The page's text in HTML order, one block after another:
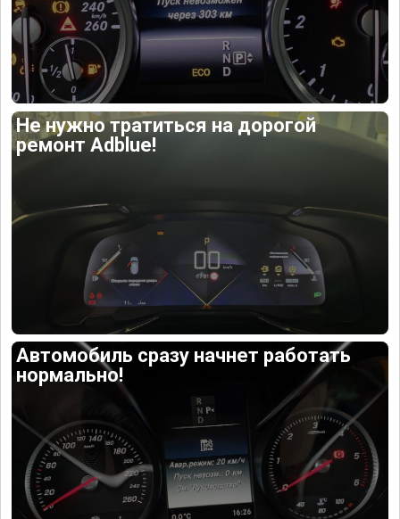
Не нужно тратиться на дорогой
ремонт Adblue!
Автомобиль сразу начнет работать
нормально!